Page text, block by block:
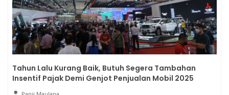
Tahun Lalu Kurang Baik, Butuh Segera Tambahan
Insentif Pajak Demi Genjot Penjualan Mobil 2025